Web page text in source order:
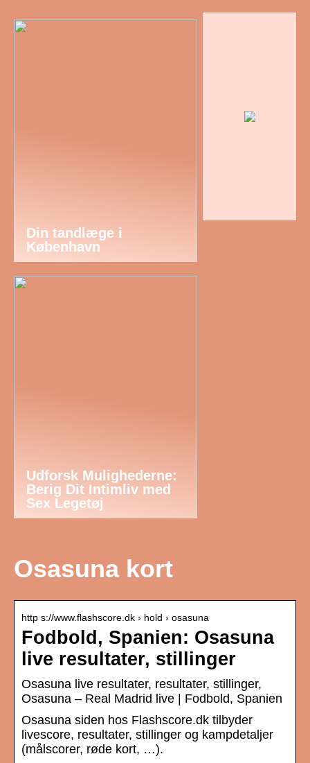
Din tandlæge i
København
Udforsk Mulighederne:
Berig Dit Intimliv med
Sex Legetøj
Osasuna kort
http s://www.flashscore.dk › hold › osasuna
Fodbold, Spanien: Osasuna
live resultater, stillinger
Osasuna live resultater, resultater, stillinger,
Osasuna – Real Madrid live | Fodbold, Spanien
Osasuna siden hos Flashscore.dk tilbyder
livescore, resultater, stillinger og kampdetaljer
(målscorer, røde kort, …).